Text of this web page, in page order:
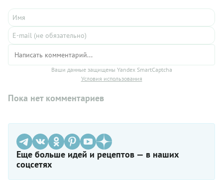
Ваши данные защищены Yandex SmartCaptcha
Условия использования
Пока нет комментариев
Еще больше идей и рецептов — в наших
соцсетях